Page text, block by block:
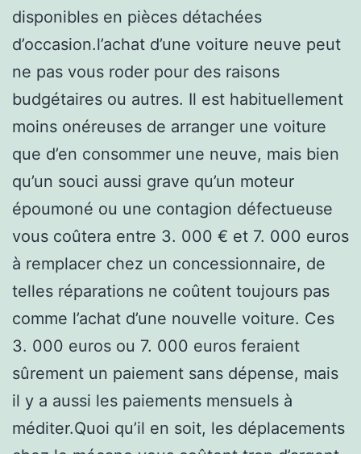
disponibles en pièces détachées
d’occasion.l’achat d’une voiture neuve peut
ne pas vous roder pour des raisons
budgétaires ou autres. Il est habituellement
moins onéreuses de arranger une voiture
que d’en consommer une neuve, mais bien
qu’un souci aussi grave qu’un moteur
époumoné ou une contagion défectueuse
vous coûtera entre 3. 000 € et 7. 000 euros
à remplacer chez un concessionnaire, de
telles réparations ne coûtent toujours pas
comme l’achat d’une nouvelle voiture. Ces
3. 000 euros ou 7. 000 euros feraient
sûrement un paiement sans dépense, mais
il y a aussi les paiements mensuels à
méditer.Quoi qu’il en soit, les déplacements